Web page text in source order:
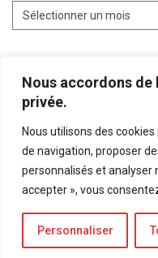
Nous accordons de
privée.
Nous utilisons des
de navigation, proposer
personnalisés et analyser
accepter », vous
Personnaliser
Mentions légales Politique
Bluesky
LinkedIn
Twitter
©